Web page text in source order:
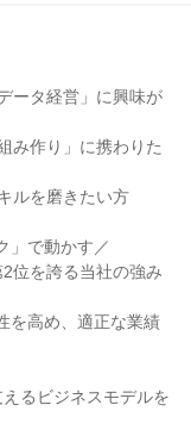
ータ経営」に興味が
み作り」に携わりた
ルを磨きたい方
」で動かす／
位を誇る当社の強み
を高め、適正な業績
るビジネスモデルを